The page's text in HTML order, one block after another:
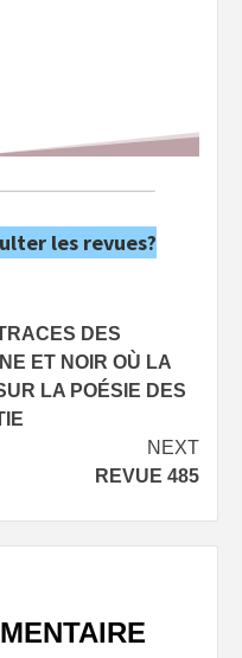
les revues?
DES
ET NOIR OÙ LA
LA POÉSIE DES
NEXT
REVUE 485